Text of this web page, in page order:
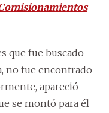
que fue buscado
no fue encontrado
apareció
se montó para él